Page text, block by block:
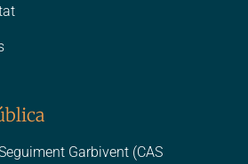
Garbivent (CAS